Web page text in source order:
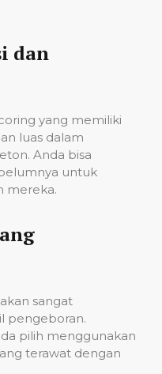
dan
yang memiliki
luas dalam
Anda bisa
untuk
mereka.
sangat
pengeboran.
pilih menggunakan
terawat dengan